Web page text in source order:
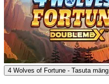
4 Wolves of Fortune - Tasuta mäng